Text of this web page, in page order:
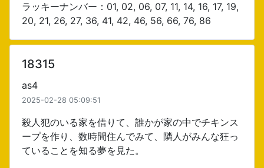
ラッキーナンバー：01, 02, 06, 07, 11, 14, 16, 17, 19,
20, 21, 26, 27, 36, 41, 42, 46, 56, 66, 76, 86
18315
as4
2025-02-28 05:09:51
殺人犯のいる家を借りて、誰かが家の中でチキンス
ープを作り、数時間住んでみて、隣人がみんな狂っ
ていることを知る夢を見た。